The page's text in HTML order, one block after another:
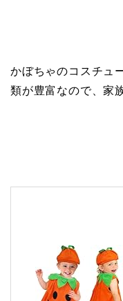
かぼちゃのコスチュ
類が豊富なので、家